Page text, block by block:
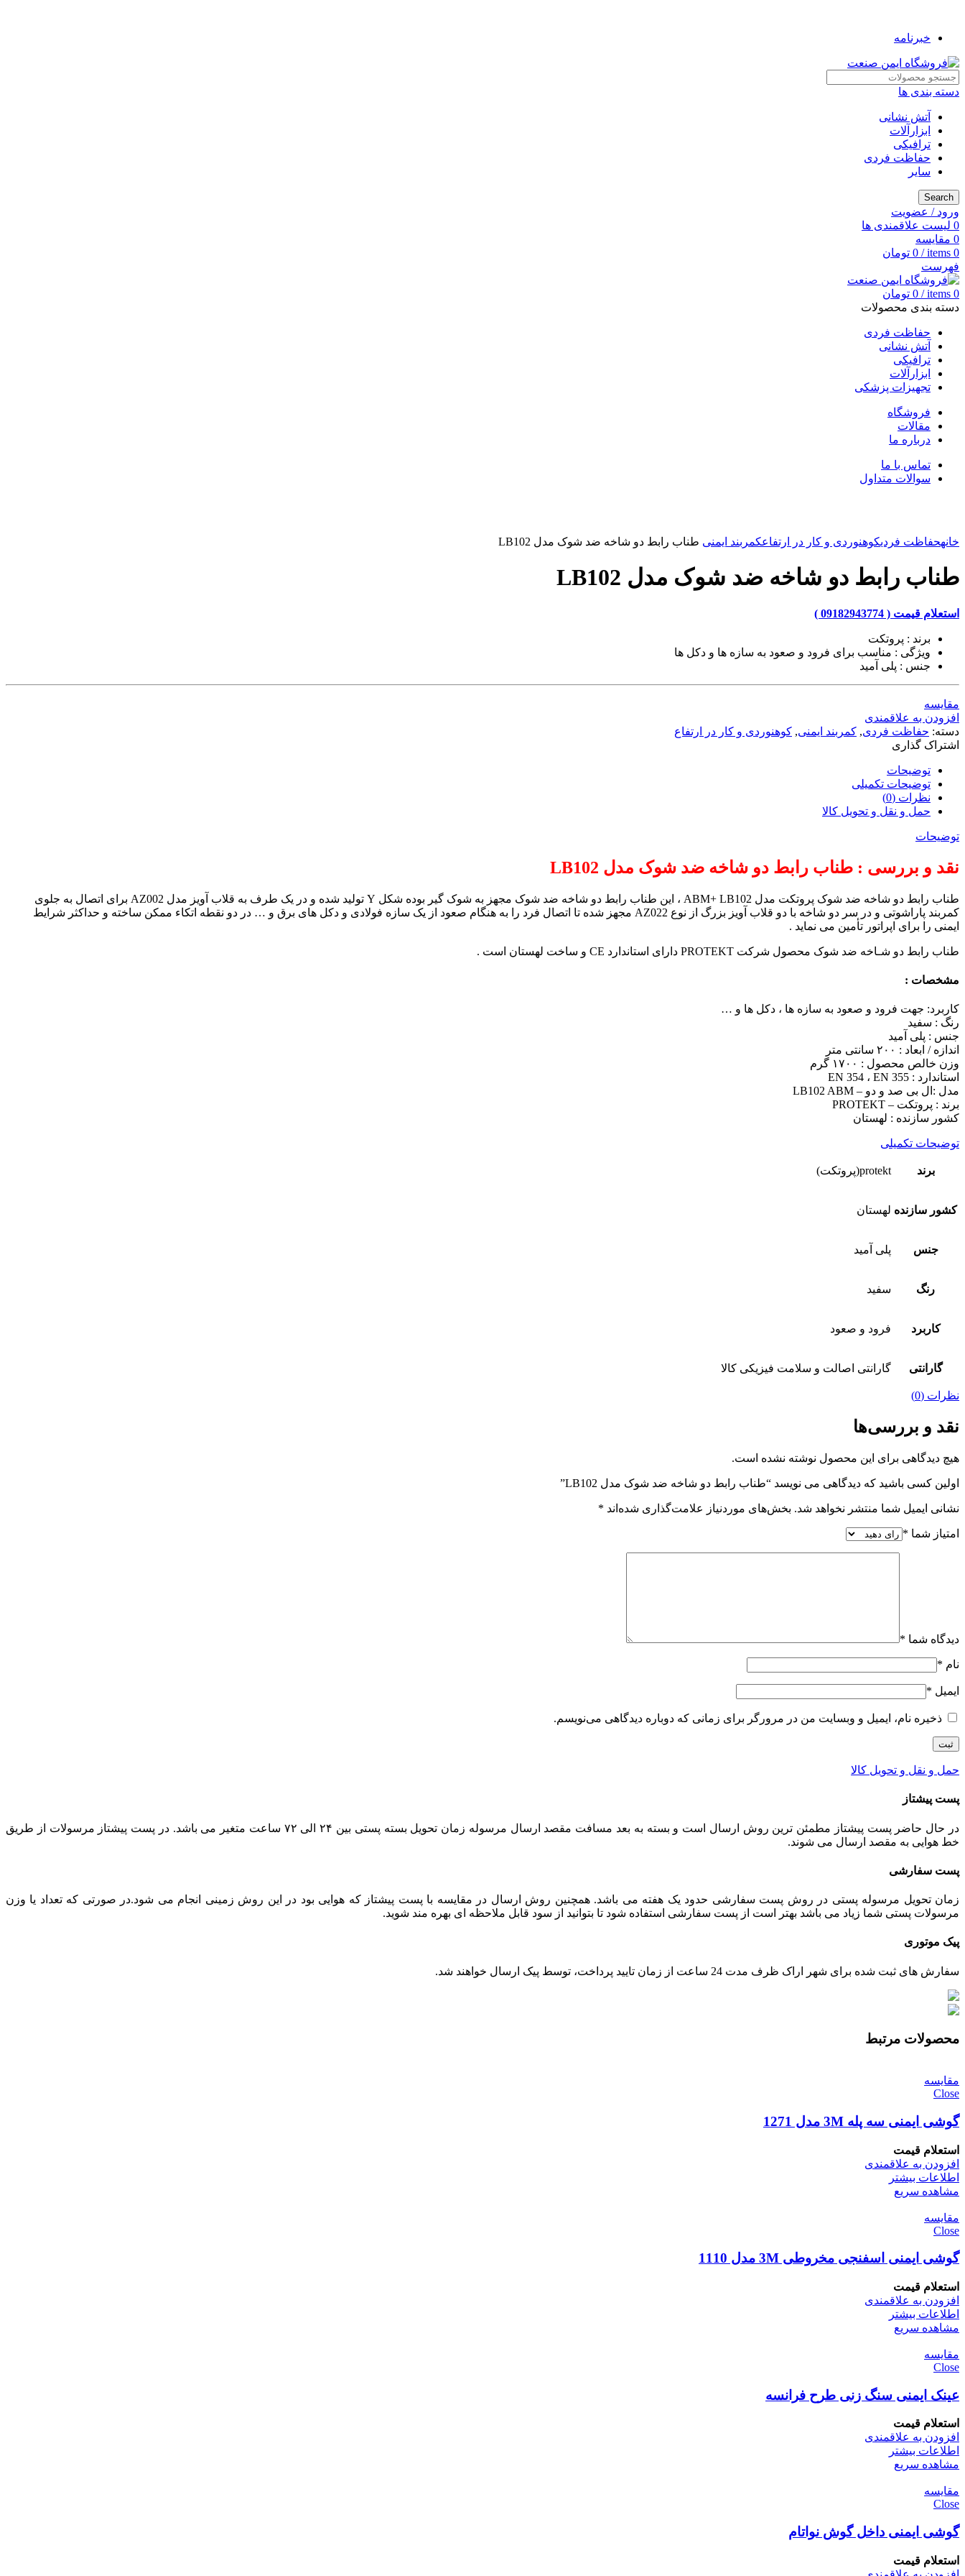
خبرنامه
دسته بندی ها
آتش نشانی
ابزارآلات
ترافیکی
حفاظت فردی
سایر
Search
ورود / عضویت
0 لیست علاقمندی ها
0 مقایسه
0
items
/
0 تومان
فهرست
0
items
/
0 تومان
دسته بندی محصولات
حفاظت فردی
آتش نشانی
ترافیکی
ابزارآلات
تجهیزات پزشکی
فروشگاه
مقالات
درباره ما
تماس با ما
سوالات متداول
خانهحفاظت فردیکوهنوردی و کار در ارتفاعکمربند ایمنی طناب رابط دو شاخه ضد شوک مدل LB102
طناب رابط دو شاخه ضد شوک مدل LB102
استعلام قیمت ( 09182943774 )
برند : پروتکت
ویژگی : مناسب برای فرود و صعود به سازه ها و دکل ها
جنس : پلی آمید
مقایسه
افزودن به علاقمندی
دسته: حفاظت فردی, کمربند ایمنی, کوهنوردی و کار در ارتفاع
اشتراک گذاری
توضیحات
توضیحات تکمیلی
نظرات (0)
حمل و نقل و تحویل کالا
توضیحات
نقد و بررسی : طناب رابط دو شاخه ضد شوک مدل LB102
طناب رابط دو شاخه ضد شوک پروتکت مدل ABM+ LB102 ، این طناب رابط دو شاخه ضد شوک مجهز به شوک گیر بوده شکل Y تولید شده و در یک طرف به قلاب آویز مدل AZ002 برای اتصال به جلوی
کمربند پاراشوتی و در سر دو شاخه با دو قلاب آویز بزرگ از نوع AZ022 مجهز شده تا اتصال فرد را به هنگام صعود از یک سازه فولادی و دکل های برق و … در دو نقطه اتکاء ممکن ساخته و حداکثر شرایط
ایمنی را برای اپراتور تأمین می نماید .
طناب رابط دو شـاخه ضد شوک محصول شرکت PROTEKT دارای استاندارد CE و ساخت لهستان است .
مشخصات :
کاربرد: جهت فرود و صعود به سازه ها ، دکل ها و …
رنگ : سفید
جنس : پلی آمید
اندازه / ابعاد : ۲۰۰ سانتی متر
وزن خالص محصول : ۱۷۰۰ گرم
استاندارد : EN 354 ، EN 355
مدل :ال بی صد و دو – LB102 ABM
برند : پروتکت – PROTEKT
کشور سازنده : لهستان
توضیحات تکمیلی
برند protekt(پروتکت)
کشور سازنده لهستان
جنس پلی آمید
رنگ سفید
کاربرد فرود و صعود
گارانتی گارانتی اصالت و سلامت فیزیکی کالا
نظرات (0)
نقد و بررسی‌ها
هیچ دیدگاهی برای این محصول نوشته نشده است.
اولین کسی باشید که دیدگاهی می نویسد “طناب رابط دو شاخه ضد شوک مدل LB102”
نشانی ایمیل شما منتشر نخواهد شد. بخش‌های موردنیاز علامت‌گذاری شده‌اند *
امتیاز شما *
دیدگاه شما *
نام *
ایمیل *
ذخیره نام، ایمیل و وبسایت من در مرورگر برای زمانی که دوباره دیدگاهی می‌نویسم.
حمل و نقل و تحویل کالا
پست پیشتاز
در حال حاضر پست پیشتاز مطمئن ترین روش ارسال است و بسته به بعد مسافت مقصد ارسال مرسوله زمان تحویل بسته پستی بین ۲۴ الی ۷۲ ساعت متغیر می باشد. در پست پیشتاز مرسولات از طریق
خط هوایی به مقصد ارسال می شوند.
پست سفارشی
زمان تحویل مرسوله پستی در روش پست سفارشی حدود یک هفته می باشد. همچنین روش ارسال در مقایسه با پست پیشتاز که هوایی بود در این روش زمینی انجام می شود.در صورتی که تعداد یا وزن
مرسولات پستی شما زیاد می باشد بهتر است از پست سفارشی استفاده شود تا بتوانید از سود قابل ملاحظه ای بهره مند شوید.
پیک موتوری
سفارش های ثبت شده برای شهر اراک ظرف مدت 24 ساعت از زمان تایید پرداخت، توسط پیک ارسال خواهند شد.
محصولات مرتبط
مقایسه
Close
گوشی ایمنی سه پله 3M مدل 1271
استعلام قیمت
افزودن به علاقمندی
اطلاعات بیشتر
مشاهده سریع
مقایسه
Close
گوشی ایمنی اسفنجی مخروطی 3M مدل 1110
استعلام قیمت
افزودن به علاقمندی
اطلاعات بیشتر
مشاهده سریع
مقایسه
Close
عینک ایمنی سنگ زنی طرح فرانسه
استعلام قیمت
افزودن به علاقمندی
اطلاعات بیشتر
مشاهده سریع
مقایسه
Close
گوشی ایمنی داخل گوش نواتام
استعلام قیمت